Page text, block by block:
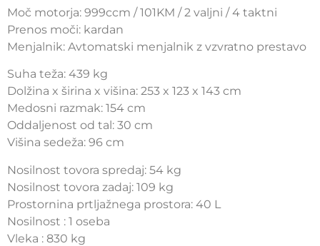
Moč motorja: 999ccm / 101KM / 2 valjni / 4 taktni
Prenos moči: kardan
Menjalnik: Avtomatski menjalnik z vzvratno prestavo
Suha teža: 439 kg
Dolžina x širina x višina: 253 x 123 x 143 cm
Medosni razmak: 154 cm
Oddaljenost od tal: 30 cm
Višina sedeža: 96 cm
Nosilnost tovora spredaj: 54 kg
Nosilnost tovora zadaj: 109 kg
Prostornina prtljažnega prostora: 40 L
Nosilnost : 1 oseba
Vleka : 830 kg